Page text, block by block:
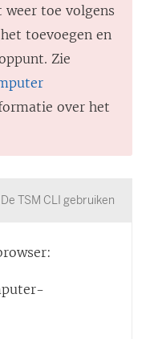
toe volgens
toevoegen en
Zie
over het
De TSM CLI gebruiken